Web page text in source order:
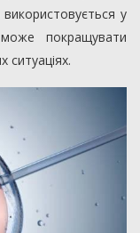
використовується у
може покращувати
ситуаціях.